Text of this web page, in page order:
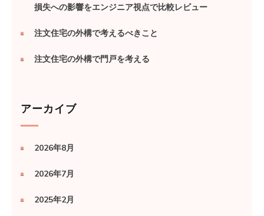
損失への影響をエンジニア視点で比較レビュー
注文住宅の外構で考えるべきこと
注文住宅の外構で門戸を考える
アーカイブ
2026年8月
2026年7月
2025年2月